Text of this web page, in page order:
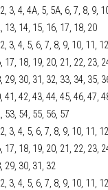
3, 4, 4А, 5, 5А, 6, 7, 8, 9,
13, 14, 15, 16, 17, 18, 20
3, 4, 5, 6, 7, 8, 9, 10, 11,
17, 18, 19, 20, 21, 22, 23,
29, 30, 31, 32, 33, 34, 35,
41, 42, 43, 44, 45, 46, 47,
53, 54, 55, 56, 57
3, 4, 5, 6, 7, 8, 9, 10, 11,
17, 18, 19, 20, 21, 22, 23,
29, 30, 31, 32
3, 4, 5, 6, 7, 8, 9, 10, 11,